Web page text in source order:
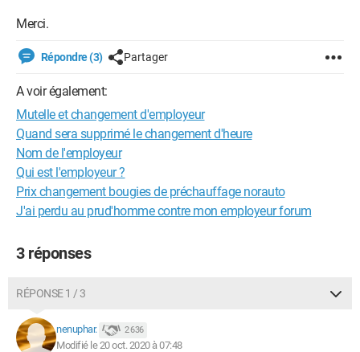
Merci.
Répondre (3) Partager
A voir également:
Mutelle et changement d'employeur
Quand sera supprimé le changement d'heure
Nom de l'employeur
Qui est l'employeur ?
Prix changement bougies de préchauffage norauto
J'ai perdu au prud'homme contre mon employeur forum
3 réponses
RÉPONSE 1 / 3
nenuphar. 2 636
Modifié le 20 oct. 2020 à 07:48